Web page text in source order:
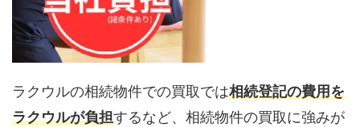
ラクウルの相続物件での買取では相続登記の費用を
ラクウルが負担するなど、相続物件の買取に強みが